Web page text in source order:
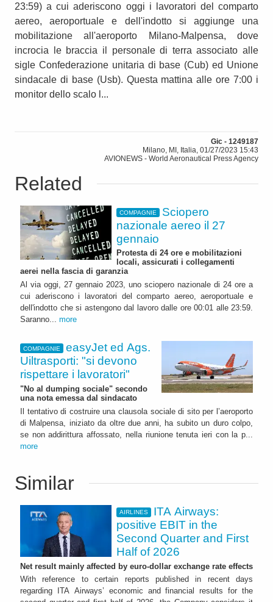
23:59) a cui aderiscono oggi i lavoratori del comparto
aereo, aeroportuale e dell'indotto si aggiunge una
mobilitazione all'aeroporto Milano-Malpensa, dove
incrocia le braccia il personale di terra associato alle
sigle Confederazione unitaria di base (Cub) ed Unione
sindacale di base (Usb). Questa mattina alle ore 7:00 i
monitor dello scalo l...
Gic - 1249187
Milano, MI, Italia, 01/27/2023 15:43
AVIONEWS - World Aeronautical Press Agency
Related
COMPAGNIE
Sciopero
nazionale aereo il 27
gennaio
Protesta di 24 ore e mobilitazioni
locali, assicurati i collegamenti
aerei nella fascia di garanzia
Al via oggi, 27 gennaio 2023, uno sciopero nazionale di 24 ore a
cui aderiscono i lavoratori del comparto aereo, aeroportuale e
dell'indotto che si astengono dal lavoro dalle ore 00:01 alle 23:59.
Saranno... more
COMPAGNIE
easyJet ed Ags.
Uiltrasporti: "si devono
rispettare i lavoratori"
"No al dumping sociale" secondo
una nota emessa dal sindacato
Il tentativo di costruire una clausola sociale di sito per l’aeroporto
di Malpensa, iniziato da oltre due anni, ha subito un duro colpo,
se non addirittura affossato, nella riunione tenuta ieri con la p...
more
Similar
AIRLINES
ITA Airways:
positive EBIT in the
Second Quarter and First
Half of 2026
Net result mainly affected by euro-dollar exchange rate effects
With reference to certain reports published in recent days
regarding ITA Airways’ economic and financial results for the